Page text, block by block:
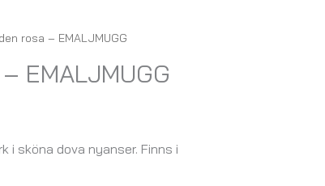
rosa – EMALJMUGG
EMALJMUGG
i sköna dova nyanser. Finns i